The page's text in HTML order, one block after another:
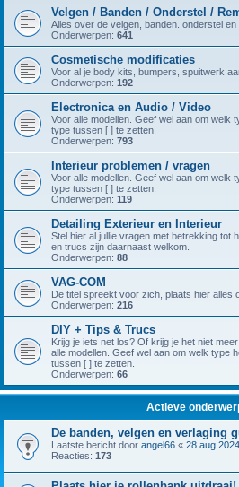
Velgen / Banden / Onderstel /
Alles over de velgen, banden. onderstel
Onderwerpen: 641
Cosmetische modificaties
Voor al je body kits, bumpers, spuitwerk
Onderwerpen: 192
Electronica en Audio / Video
Voor alle modellen. Geef wel aan om welk
type tussen [ ] te zetten.
Onderwerpen: 793
Interieur problemen / vragen
Voor alle modellen. Geef wel aan om welk
type tussen [ ] te zetten.
Onderwerpen: 119
Detailing Exterieur en Interieur
Stel hier al jullie vragen met betrekking tot
en trucs zijn daarnaast welkom.
Onderwerpen: 88
VAG-COM
De titel spreekt voor zich, plaats hier alles
Onderwerpen: 216
DIY + Tips & Trucs
Krijg je iets net los? Of krijg je het niet
alle modellen. Geef wel aan om welk type
tussen [ ] te zetten.
Onderwerpen: 66
Actieve
De banden, velgen en verlaging
Laatste bericht door angel66 « 28 aug
Reacties: 173